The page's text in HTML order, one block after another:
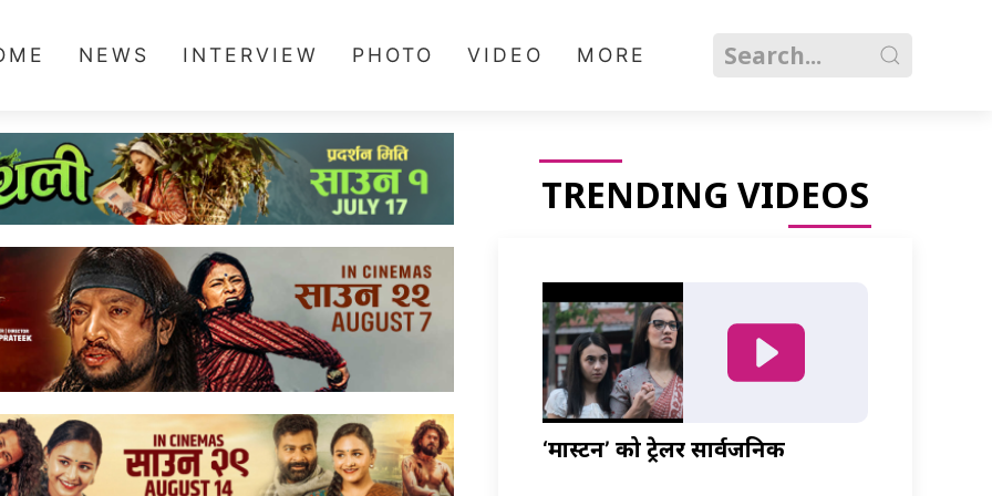
NEWS INTERVIEW PHOTO VIDEO MORE
TRENDING VIDEOS
‘मास्टर्नी’ को ट्रेलर सार्वजनिक